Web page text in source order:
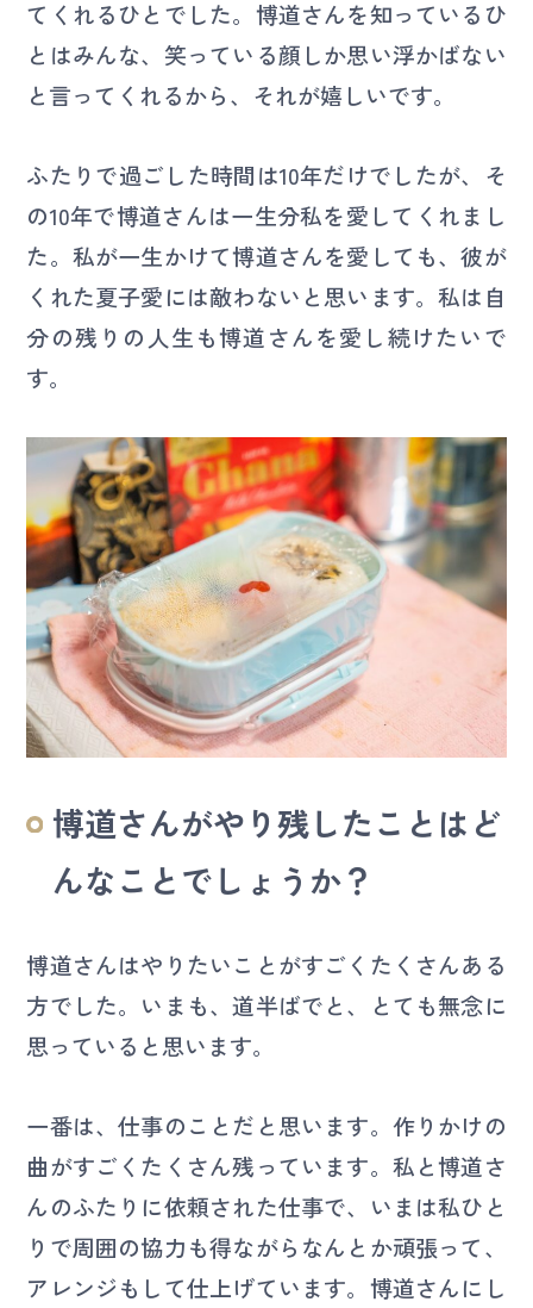
てくれるひとでした。博道さんを知っているひ
とはみんな、笑っている顔しか思い浮かばない
と言ってくれるから、それが嬉しいです。
ふたりで過ごした時間は10年だけでしたが、そ
の10年で博道さんは一生分私を愛してくれまし
た。私が一生かけて博道さんを愛しても、彼が
くれた夏子愛には敵わないと思います。私は自
分の残りの人生も博道さんを愛し続けたいで
す。
博道さんがやり残したことはど
んなことでしょうか？
博道さんはやりたいことがすごくたくさんある
方でした。いまも、道半ばでと、とても無念に
思っていると思います。
一番は、仕事のことだと思います。作りかけの
曲がすごくたくさん残っています。私と博道さ
んのふたりに依頼された仕事で、いまは私ひと
りで周囲の協力も得ながらなんとか頑張って、
アレンジもして仕上げています。博道さんにし